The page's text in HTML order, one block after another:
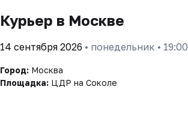
Курьер в Москве
14 сентября 2026 • понедельник • 19:00
Город: Москва
Площадка: ЦДР на Соколе